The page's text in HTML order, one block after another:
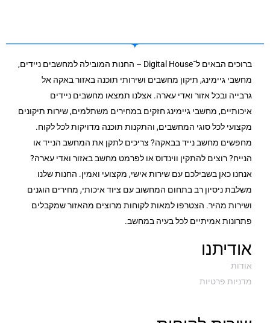
מצלמת רשת 720P
יציאת מסך HDMI
חיבור רשת קווי ללא כרטיס רשת קווי!!!
סוג וויי-פיי Intel® Wi-Fi 6E AX210 (Gig+) Wireless
כניסות
USB
2xUSB 2.0, 1xUSB 3.2 Gen 1, 1xUSB-C 3.2 Gen
1
TPM
משקל בק"ג
צבע
תקופת אחריות
ברוכים הבאים ל־Digital House – החנות המובילה למחשבים ניידים,
מחשבי גיימינג, תיקון מחשבים ושירותי תוכנה באזור באקה אל
גרבייה ובכל אזור ואדי עארה. אצלנו תמצאו מחשבים ניידים
איכותיים, מחשבי גיימינג חזקים במחירים משתלמים, שירות תיקונים
מקצועי לכל סוגי המחשבים, והתקנות תוכנה מדויקות לכל לקוח.
מחפשים מחשב נייד בבאקה? צריכים לתקן את המחשב הנייד או
הנייח? רוצים להתקין ווינדוס או לפרמט מחשב באזור ואדי עארה?
אנחנו כאן בשבילכם עם שירות אישי, מקצועי ואמין. החנות שלנו
משלבת ניסיון רב בתחום המחשוב עם ציוד איכותי, מחירים הוגנים
ושירות מהיר. הצטרפו למאות לקוחות מרוצים מהאזור שמקבלים
פתרונות אמיתיים לכל בעיה במחשב.
אודיתנו
אודות
מדניות פרטיות